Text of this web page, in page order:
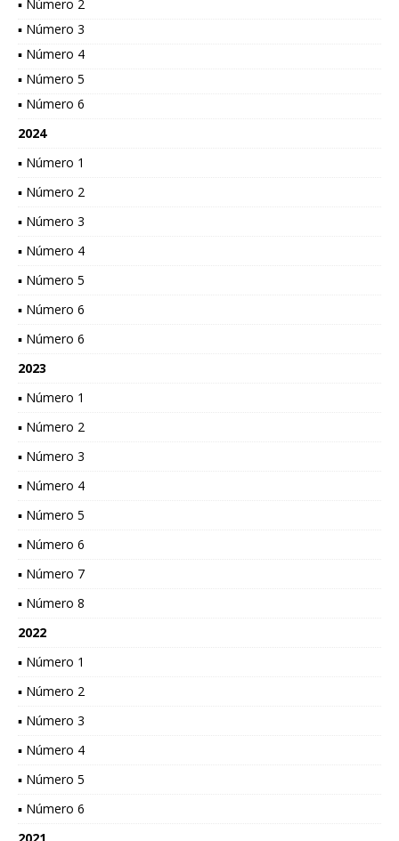
▪ Número 2
▪ Número 3
▪ Número 4
▪ Número 5
▪ Número 6
2024
▪ Número 1
▪ Número 2
▪ Número 3
▪ Número 4
▪ Número 5
▪ Número 6
▪ Número 6
2023
▪ Número 1
▪ Número 2
▪ Número 3
▪ Número 4
▪ Número 5
▪ Número 6
▪ Número 7
▪ Número 8
2022
▪ Número 1
▪ Número 2
▪ Número 3
▪ Número 4
▪ Número 5
▪ Número 6
2021